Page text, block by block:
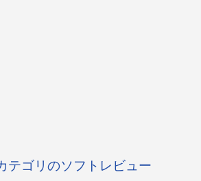
テゴリのソフトレビュー